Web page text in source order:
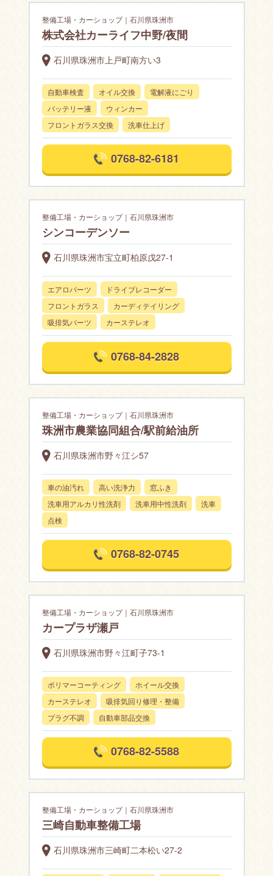
整備工場・カーショップ｜石川県珠洲市
株式会社カーライフ中野/夜間
石川県珠洲市上戸町南方い3
自動車検査 オイル交換
電解液にごり
バッテリー液
ウィンカー
フロントガラス交換
洗車仕上げ
0768-82-6181
整備工場・カーショップ｜石川県珠洲市
シンコーデンソー
石川県珠洲市宝立町柏原戊27-1
エアロパーツ
ドライブレコーダー
フロントガラス
カーディテイリング
吸排気パーツ
カーステレオ
0768-84-2828
整備工場・カーショップ｜石川県珠洲市
珠洲市農業協同組合/駅前給油所
石川県珠洲市野々江シ57
車の油汚れ 高い洗浄力
窓ふき
洗車用アルカリ性洗剤
洗車用中性洗剤
洗車
点検
0768-82-0745
整備工場・カーショップ｜石川県珠洲市
カープラザ瀬戸
石川県珠洲市野々江町子73-1
ポリマーコーティング
ホイール交換
カーステレオ
吸排気回り修理・整備
プラグ不調
自動車部品交換
0768-82-5588
整備工場・カーショップ｜石川県珠洲市
三崎自動車整備工場
石川県珠洲市三崎町二本松い27-2